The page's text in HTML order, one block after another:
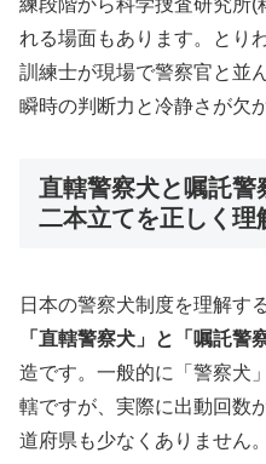
練段階から科学捜査研究所(
れる場面もあります。とり
訓練士が現場で警察官と並
瞬時の判断力と冷静さが欠
直轄警察犬と嘱託
二本立てを正しく理
日本の警察犬制度を理解す
「直轄警察犬」と「嘱託警
造です。一般的に「警察犬
轄ですが、実際に出動回数
道府県も少なくありません。